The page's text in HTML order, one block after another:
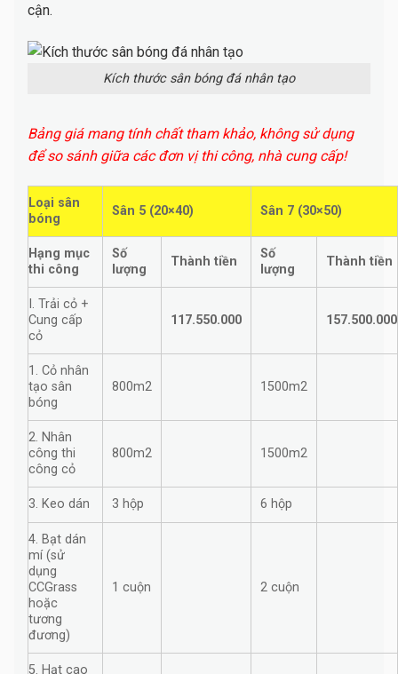
cận.
Kích thước sân bóng đá nhân tạo
Bảng giá mang tính chất tham khảo, không sử dụng
để so sánh giữa các đơn vị thi công, nhà cung cấp!
Loại sân
bóng
Sân 5 (20×40) Sân 7 (30×50)
Hạng mục
thi công
Số
lượng
Thành tiền
Số
lượng
Thành tiền
I. Trải cỏ +
Cung cấp
cỏ
117.550.000 157.500.000
1. Cỏ nhân
tạo sân
bóng
800m2 1500m2
2. Nhân
công thi
công cỏ
800m2 1500m2
3. Keo dán 3 hộp 6 hộp
4. Bạt dán
mí (sử
dụng
CCGrass
hoặc
tương
đương)
1 cuộn 2 cuộn
5. Hạt cao